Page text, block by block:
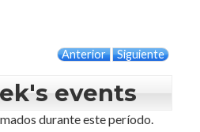
Anterior Siguiente
events
durante este período.